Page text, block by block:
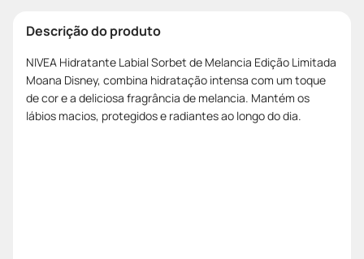
Descrição do produto
NIVEA Hidratante Labial Sorbet de Melancia Edição Limitada
Moana Disney, combina hidratação intensa com um toque
de cor e a deliciosa fragrância de melancia. Mantém os
lábios macios, protegidos e radiantes ao longo do dia.